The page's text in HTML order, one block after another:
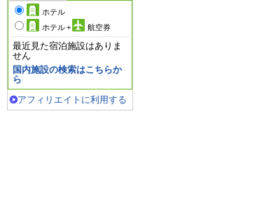
ホテル
ホテル+ 航空券
最近見た宿泊施設はありま
せん
国内施設の検索はこちらか
ら
アフィリエイトに利用する